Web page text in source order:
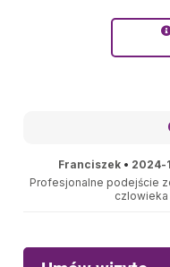
Franciszek • 2024-
Profesjonalne podejście